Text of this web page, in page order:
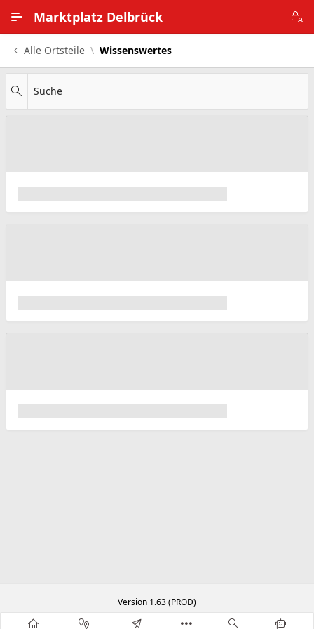
Marktplatz Delbrück
Alle Ortsteile
Impressum
Alle Ortsteile Wissenswertes
Suche
Version 1.63 (PROD)